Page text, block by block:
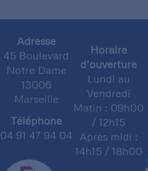
Adresse
45 Boulevard
Notre Dame
13006
Marseille
Téléphone
04 91 47 94 04
Horaire
d’ouverture
Lundi au
Vendredi
Matin : 09h00
/ 12h15
Après midi :
14h15 / 18h00